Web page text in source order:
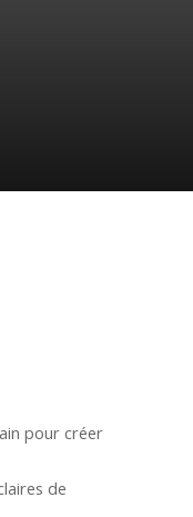
pour créer
de